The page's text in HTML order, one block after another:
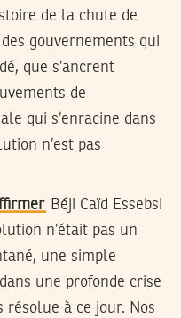
de la chute de
gouvernements qui
que s’ancrent
de
qui s’enracine dans
n’est pas
Béji Caïd Essebsi
n’était pas un
une simple
une profonde crise
résolue à ce jour. Nos